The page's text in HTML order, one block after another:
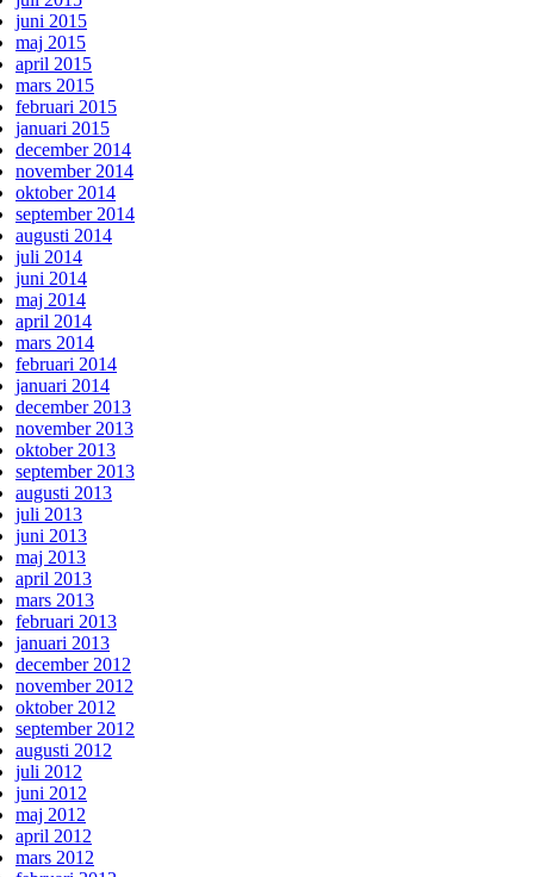
juni 2015
maj 2015
april 2015
mars 2015
februari 2015
januari 2015
december 2014
november 2014
oktober 2014
september 2014
augusti 2014
juli 2014
juni 2014
maj 2014
april 2014
mars 2014
februari 2014
januari 2014
december 2013
november 2013
oktober 2013
september 2013
augusti 2013
juli 2013
juni 2013
maj 2013
april 2013
mars 2013
februari 2013
januari 2013
december 2012
november 2012
oktober 2012
september 2012
augusti 2012
juli 2012
juni 2012
maj 2012
april 2012
mars 2012